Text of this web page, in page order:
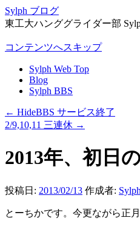
Sylph ブログ
東工大ハンググライダー部
コンテンツへスキップ
Sylph Web Top
Blog
Sylph BBS
← HideBBS サービス終了
2/9,10,11 三連休 →
2013年、初日
投稿日: 2013/02/13 作成者:
とーちかです。今更ながら正